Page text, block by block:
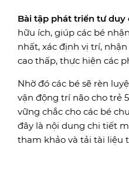
Bài tập phát triển tư duy
hữu ích, giúp các bé
nhất, xác định vị trí,
cao thấp, thực hiện các
Nhờ đó các bé sẽ rèn
vận động trí não cho trẻ
vững chắc cho các bé
đây là nội dung chi tiết
tham khảo và tải tài liệu